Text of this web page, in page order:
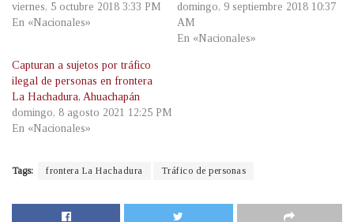
viernes, 5 octubre 2018 3:33 PM
En «Nacionales»
domingo, 9 septiembre 2018 10:37
AM
En «Nacionales»
Capturan a sujetos por tráfico
ilegal de personas en frontera
La Hachadura, Ahuachapán
domingo, 8 agosto 2021 12:25 PM
En «Nacionales»
Tags: frontera La Hachadura Tráfico de personas